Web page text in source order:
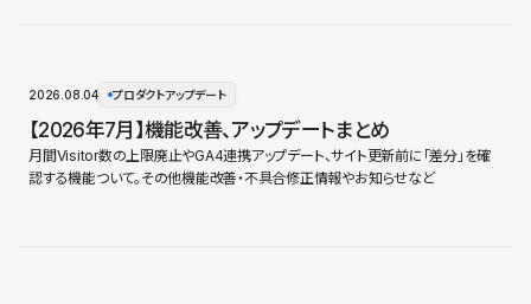
2026.08.04 プロダクトアップデート
【2026年7月】機能改善、アップデートまとめ
月間Visitor数の上限廃止やGA4連携アップデート、サイト更新前に「差分」を確
認する機能ついて。その他機能改善・不具合修正情報やお知らせなど